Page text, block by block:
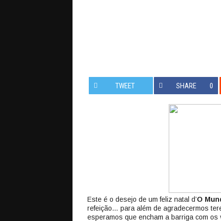
TWEET SHARE 0
Este é o desejo de um feliz natal d’O
refeição… para além de agradecermos
esperamos que encham a barriga com